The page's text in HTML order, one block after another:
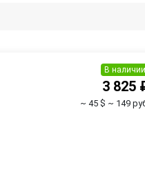
Mercedes-Benz
Opel
В наличии
3 825
~ 45 $ ~ 149